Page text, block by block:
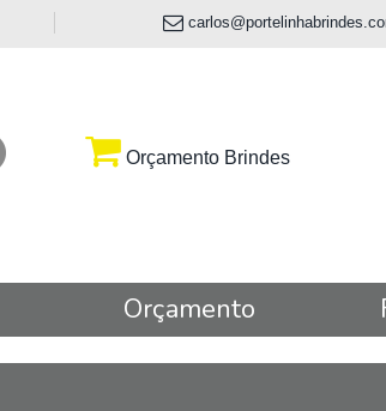
Orçamento Brindes
Orçamento